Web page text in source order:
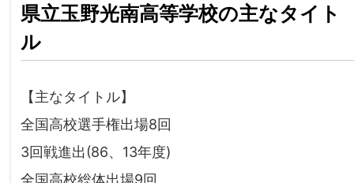
県立玉野光南高等学校の主なタイト
ル
【主なタイトル】
全国高校選手権出場8回
3回戦進出(86、13年度)
全国高校総体出場9回